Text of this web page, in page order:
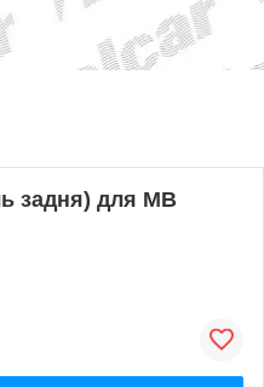
задня) для MB